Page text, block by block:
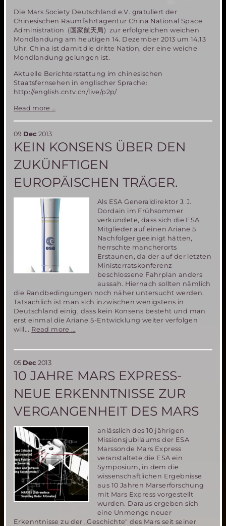
Die Mars Society Deutschland e.V. gratuliert der
Chinesischen Raumfahrtagentur China National Space
Administration (国家航天局) zur erfolgreichen weichen
Mondlandung am heutigen 14. Dezember 2013 um 14.13
Uhr. China ist damit die dritte Nation, der eine weiche
Mondlandung gelungen ist.
Aktuelle Berichterstattung im chinesischen
Staatsfernsehen in englischer Sprache:
http://english.cntv.cn/live/p2p/
Read more …
09 Dec 2013
KEIN KONSENS ÜBER DEN
ZUKÜNFTIGEN
EUROPÄISCHEN TRÄGER.
Als ESA Generaldirektor J. J.
Dordain im Frühsommer
verkündete, dass sich die ESA
Mitglieder auf einen Ariane 5
Nachfolger geeinigt hätten,
herrschte mancherorts
Erstaunen, da der auf der letzten
Ministerratskonferenz
beschlossene Fahrplan anders
aussah. Hiernach sollten nämlich
die Randbedingungen noch näher untersucht werden.
Tatsächlich ist man sich inzwischen wenigstens in
Deutschland einig, dass kein Konsens besteht und man
erst einmal die Ariane 5-Entwicklung weiter verfolgen
will... Read more …
europäischen
05 Dec 2013
10 JAHRE MARS EXPRESS-
NEUE ERKENNTNISSE ZUR
VERGANGENHEIT DES MARS
anlässlich des 10 jährigen
Missionsjubiläums der ESA
Marssonde Mars Express
veranstaltete die ESA ein
Symposium, in dem die
wissenschaftlichen Ergebnisse
aus 10 Jahren Marserforschung
mit Mars Express vorgestellt
wurden. Daraus ergeben sich
eine Unmenge neuer
Erkenntnisse zu der „Geschichte“ des Mars seit seiner